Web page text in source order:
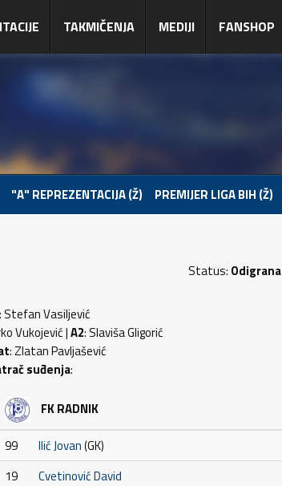
TAKMIČENJA MEDIJI FANSHOP
"A" REPREZENTACIJA (Ž) PREMIJER LIGA BIH (Ž)
Status: Odigrana
: Stefan Vasiljević
Vukojević |A2: Slaviša Gligorić
: Zlatan Pavljašević
suđenja:
FK RADNIK
99 Ilić Jovan(GK)
19
Cvetinović David